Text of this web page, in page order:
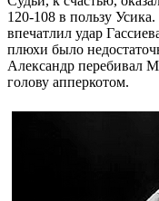
120-108 в пользу
впечатлил удар
плюхи было
Александр перебивал
голову апперкотом.